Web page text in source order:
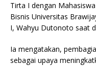
Tirta I dengan
Bisnis Universitas
I, Wahyu Dutonoto saat
Ia mengatakan,
sebagai upaya